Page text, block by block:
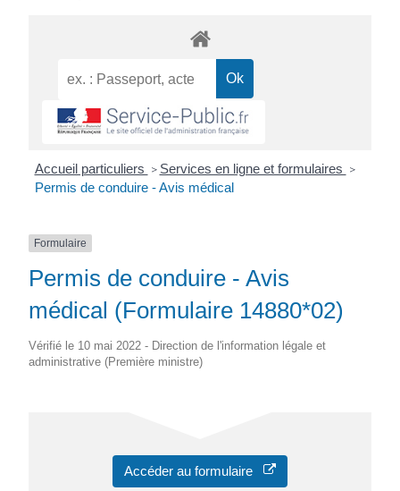
Accueil particuliers > Services en ligne et formulaires >
Permis de conduire - Avis médical
Formulaire
Permis de conduire - Avis
médical (Formulaire 14880*02)
Vérifié le 10 mai 2022 - Direction de l'information légale et
administrative (Première ministre)
Accéder au formulaire